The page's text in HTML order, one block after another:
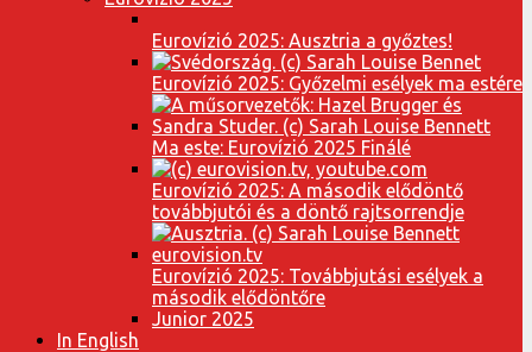
Eurovízió 2025: Ausztria a győztes!
Eurovízió 2025: Győzelmi esélyek ma estére
Ma este: Eurovízió 2025 Finálé
Eurovízió 2025: A második elődöntő
továbbjutói és a döntő rajtsorrendje
Eurovízió 2025: Továbbjutási esélyek a
második elődöntőre
Junior 2025
In English